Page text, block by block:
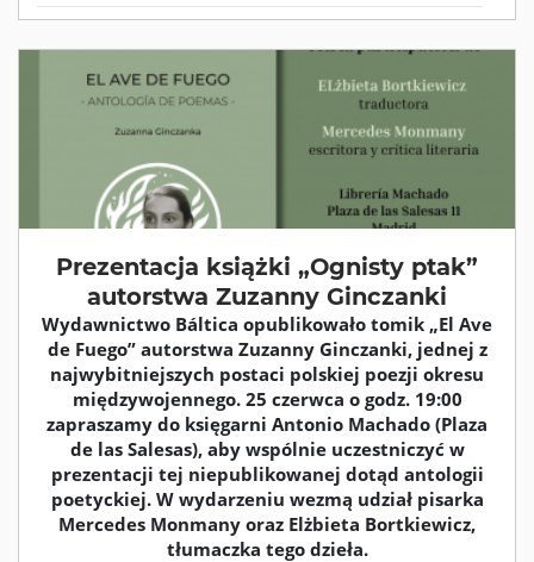
Prezentacja książki „Ognisty ptak”
autorstwa Zuzanny Ginczanki
Wydawnictwo Báltica opublikowało tomik „El Ave
de Fuego” autorstwa Zuzanny Ginczanki, jednej z
najwybitniejszych postaci polskiej poezji okresu
międzywojennego. 25 czerwca o godz. 19:00
zapraszamy do księgarni Antonio Machado (Plaza
de las Salesas), aby wspólnie uczestniczyć w
prezentacji tej niepublikowanej dotąd antologii
poetyckiej. W wydarzeniu wezmą udział pisarka
Mercedes Monmany oraz Elżbieta Bortkiewicz,
tłumaczka tego dzieła.